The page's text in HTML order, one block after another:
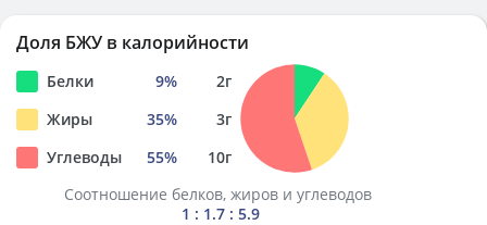
Доля БЖУ в калорийности
Белки 9% 2г
Жиры
35% 3г
Углеводы
55% 10г
Соотношение белков, жиров и углеводов
1 : 1.7 : 5.9